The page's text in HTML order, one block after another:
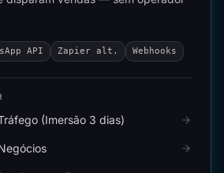
API Zapier alt. Webhooks
(Imersão 3 dias)